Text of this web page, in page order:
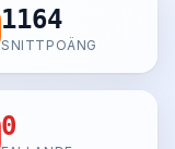
1164
SNITTPOÄNG
0